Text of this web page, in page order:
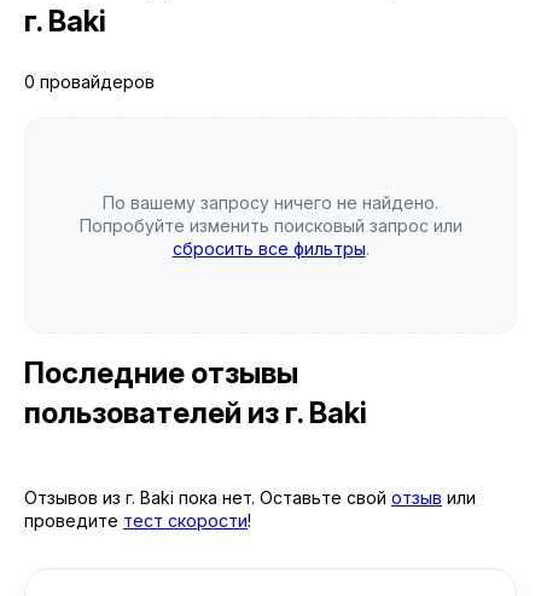
г. Baki
0 провайдеров
По вашему запросу ничего не найдено.
Попробуйте изменить поисковый запрос или
сбросить все фильтры.
Последние отзывы
пользователей из г. Baki
Отзывов из г. Baki пока нет. Оставьте свой отзыв или
проведите тест скорости!